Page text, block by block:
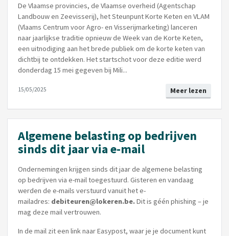
De Vlaamse provincies, de Vlaamse overheid (Agentschap
Landbouw en Zeevisserij), het Steunpunt Korte Keten en VLAM
(Vlaams Centrum voor Agro- en Visserijmarketing) lanceren
naar jaarlijkse traditie opnieuw de Week van de Korte Keten,
een uitnodiging aan het brede publiek om de korte keten van
dichtbij te ontdekken. Het startschot voor deze editie werd
donderdag 15 mei gegeven bij Mili...
Meer lezen
15/05/2025
Algemene belasting op bedrijven
sinds dit jaar via e-mail
Ondernemingen krijgen sinds dit jaar de algemene belasting
op bedrijven via e-mail toegestuurd. Gisteren en vandaag
werden de e-mails verstuurd vanuit het e-
mailadres: debiteuren@lokeren.be. Dit is géén phishing – je
mag deze mail vertrouwen.
In de mail zit een link naar Easypost, waar je je document kunt